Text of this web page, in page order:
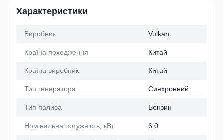
Характеристики
Виробник Vulkan
Країна походження Китай
Країна виробник Китай
Тип генератора Синхронний
Тип палива Бензин
Номінальна потужність, кВт 6.0